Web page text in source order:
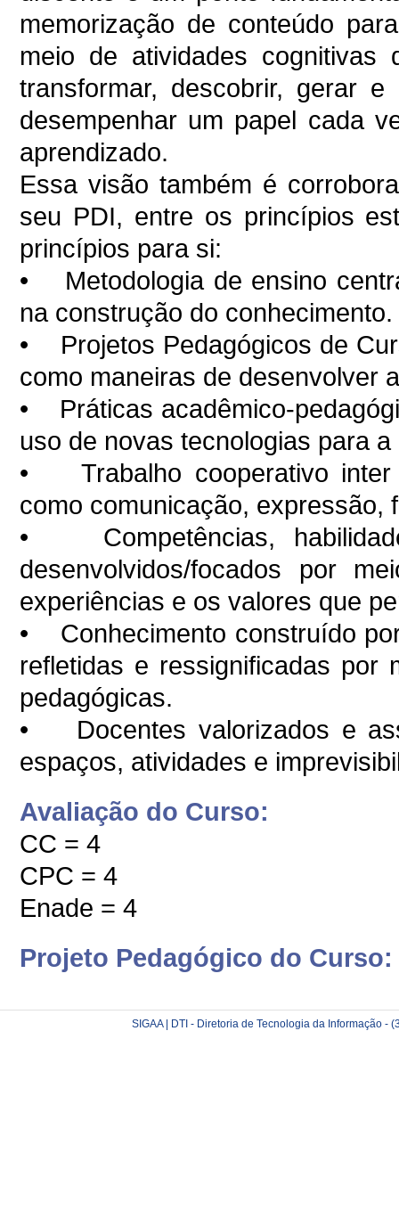
memorização de conteúdo
meio de atividades cognitivas
transformar, descobrir, gerar
desempenhar um papel cada
aprendizado.
Essa visão também é
seu PDI, entre os princípios
princípios para si:
• Metodologia de ensino
na construção do conhecimento.
• Projetos Pedagógicos de
como maneiras de desenvolver
• Práticas acadêmico-
uso de novas tecnologias para
• Trabalho cooperativo inter
como comunicação, expressão,
• Competências,
desenvolvidos/focados por
experiências e os valores que
• Conhecimento construído
refletidas e ressignificadas por
pedagógicas.
• Docentes valorizados e
espaços, atividades e
Avaliação do Curso:
CC = 4
CPC = 4
Enade = 4
Projeto Pedagógico do Curso:
SIGAA | DTI - Diretoria de Tecnologia da Informação